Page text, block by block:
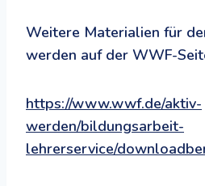
Weitere Materialien für
werden auf der WWF-
https://www.wwf.de/aktiv-
werden/bildungsarbeit-
lehrerservice/